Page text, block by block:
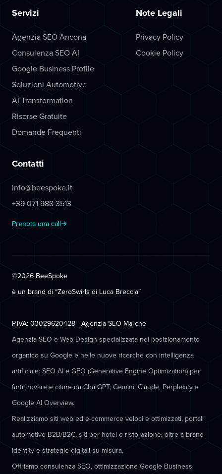
Servizi
Agenzia SEO Ancona
Consulenza SEO AI
Google Business Profile
Soluzioni Automotive
AI Transformation
Risorse Gratuite
Domande Frequenti
Note Legali
Privacy Policy
Cookie Policy
Contatti
info@beespoke.it
+39 071 988 3513
Prenota una call
©2026 BeeSpoke
è un brand di “ZeroSwirls di Luca Breccia”
P.IVA: 03029620428 - Agenzia SEO Marche
Agenzia SEO e Web Design specializzata nel posizionamento
organico su Google e nelle nuove ricerche con intelligenza
artificiale: SEO AI e GEO (Generative Engine Optimization) per
farti trovare e citare da ChatGPT, Gemini, Claude, Perplexity e
Google AI Overview.
Realizziamo siti web ed e-commerce veloci e ottimizzati, portali
automotive B2B/B2C, siti per hotel e ristorazione, oltre a brand
identity e strategie digitali su misura.
Offriamo consulenza SEO, ottimizzazione Google Business